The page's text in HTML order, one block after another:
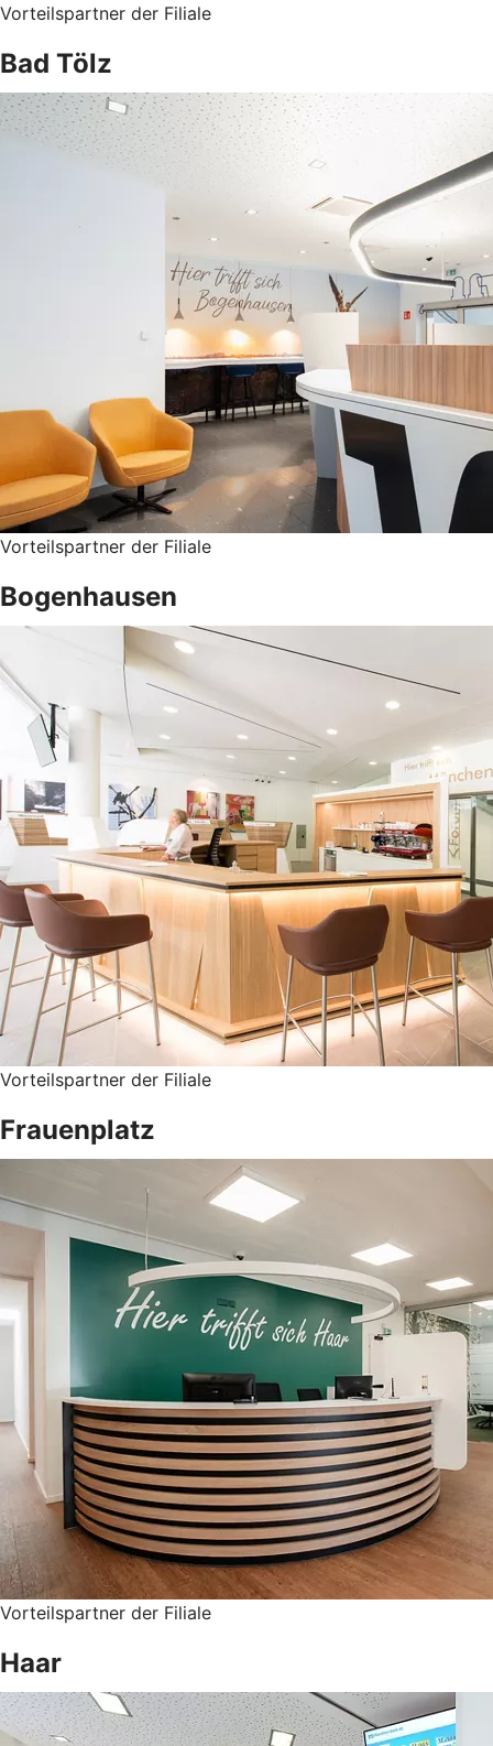
Vorteilspartner der Filiale
Bad Tölz
Vorteilspartner der Filiale
Bogenhausen
Vorteilspartner der Filiale
Frauenplatz
Vorteilspartner der Filiale
Haar